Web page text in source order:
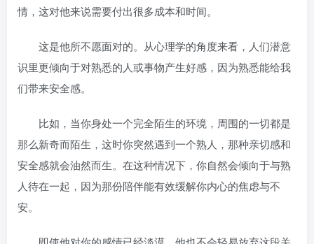
情，这对他来说需要付出很多成本和时间。
这是他所不愿面对的。从心理学的角度来看，人们潜意
识里更倾向于对熟悉的人或事物产生好感，因为熟悉能给我
们带来安全感。
比如，当你身处一个完全陌生的环境，周围的一切都是
那么新奇而陌生，这时你突然遇到一个熟人，那种亲切感和
安全感就会油然而生。在这种情况下，你自然会倾向于与熟
人待在一起，因为那份陪伴能有效缓解你内心的焦虑与不
安。